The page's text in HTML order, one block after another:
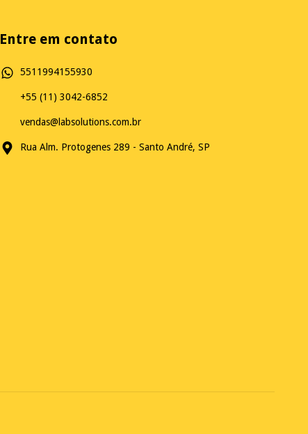
Entre em contato
5511994155930
+55 (11) 3042-6852
vendas@labsolutions.com.br
Rua Alm. Protogenes 289 - Santo André, SP